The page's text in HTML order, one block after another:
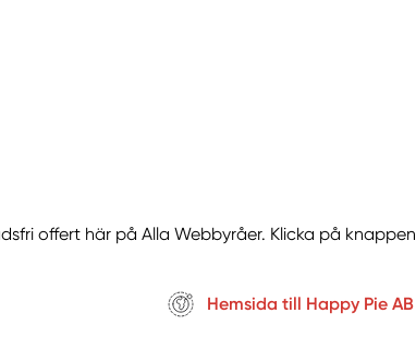
offert här på Alla Webbyråer. Klicka på knappen
Hemsida till Happy Pie AB